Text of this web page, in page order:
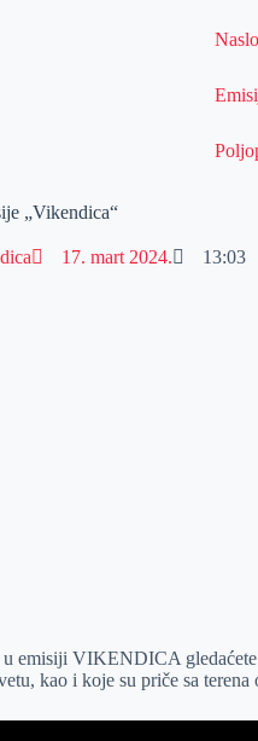
„Vikendica“
17. mart 2024. 13:03
emisiji VIKENDICA gledaćete
kao i koje su priče sa terena